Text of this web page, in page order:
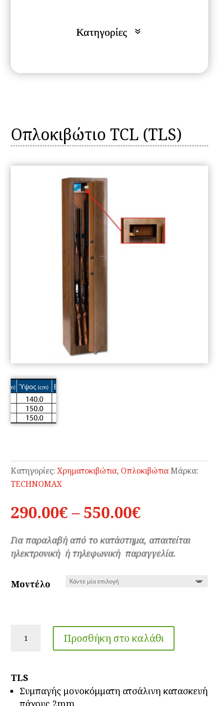
Οπλοκιβώτιο TCL (TLS)
Κατηγορίες:Χρηματοκιβώτια, Οπλοκιβώτια Μάρκα:
TECHNOMAX
290.00€ – 550.00€
290.00€
through
550.00€
Για παραλαβή από το κατάστημα, απαιτείται
ηλεκτρονική ή τηλεφωνική παραγγελία.
Μοντέλο
Οπλοκιβώτιο
TCL
Προσθήκη στο καλάθι
TLS
Συμπαγής μονοκόμματη ατσάλινη κατασκευή